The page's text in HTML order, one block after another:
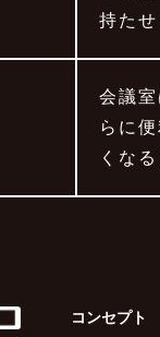
持たせ
会議
らに
くな
コンセプト